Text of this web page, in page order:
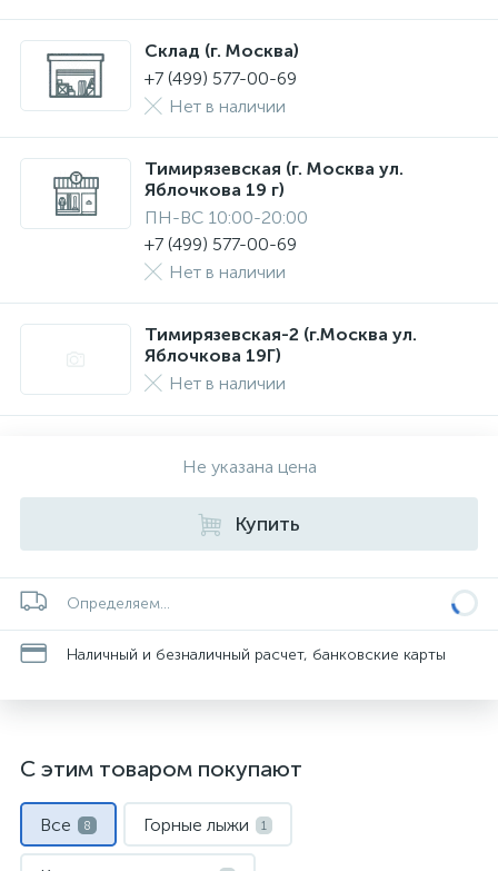
Склад (г. Москва)
+7 (499) 577-00-69
Нет в наличии
Тимирязевская (г. Москва ул.
Яблочкова 19 г)
ПН-ВС 10:00-20:00
+7 (499) 577-00-69
Нет в наличии
Тимирязевская-2 (г.Москва ул.
Яблочкова 19Г)
Нет в наличии
Не указана цена
Купить
Определяем...
Наличный и безналичный расчет, банковские карты
С этим товаром покупают
Все 8 Горные лыжи 1